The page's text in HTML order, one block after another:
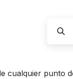
cualquier punto